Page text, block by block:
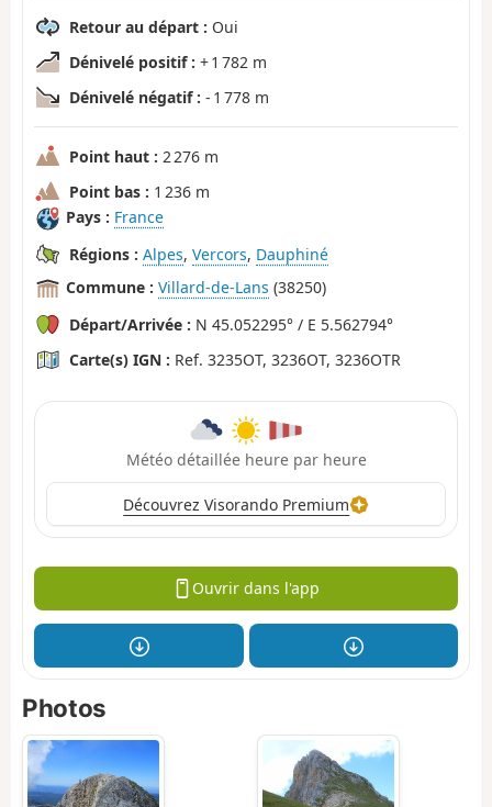
Retour au départ : Oui
Dénivelé positif : + 1 782 m
Dénivelé négatif : - 1 778 m
Point haut : 2 276 m
Point bas : 1 236 m
Pays : France
Régions : Alpes, Vercors, Dauphiné
Commune : Villard-de-Lans (38250)
Départ/Arrivée : N 45.052295° / E 5.562794°
Carte(s) IGN : Ref. 3235OT, 3236OT, 3236OTR
Météo détaillée heure par heure
Découvrez Visorando Premium
Ouvrir dans l'app
Photos